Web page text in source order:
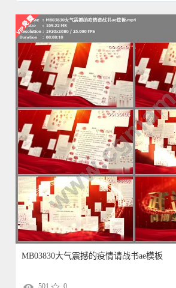
MB03830大气震撼的疫情请战书ae模板
501 0